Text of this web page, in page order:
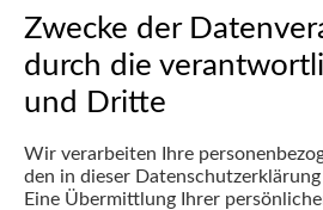
Zwecke der
durch die
und Dritte
Wir verarbeiten Ihre
den in dieser
Eine Übermittlung Ihrer